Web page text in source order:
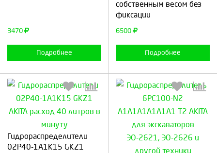
3470
Подробнее
собственным весом без
фиксации
6500
Подробнее
Гидрoраспределители
02P40-1A1K15 GKZ1
Выберите количество: Выберите количество: